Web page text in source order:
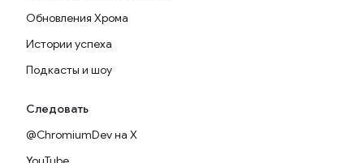
Обновления Хрома
Истории успеха
Подкасты и шоу
Следовать
@ChromiumDev на X